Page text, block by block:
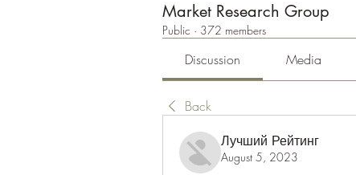
Market Research Group
Public · 372 members
Discussion Media
Back
Лучший Рейтинг
August 5, 2023